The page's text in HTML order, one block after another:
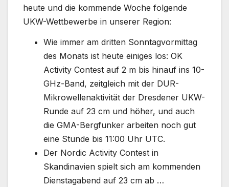
heute und die kommende Woche folgende
UKW-Wettbewerbe in unserer Region:
Wie immer am dritten Sonntagvormittag
des Monats ist heute einiges los: OK
Activity Contest auf 2 m bis hinauf ins 10-
GHz-Band, zeitgleich mit der DUR-
Mikrowellenaktivität der Dresdener UKW-
Runde auf 23 cm und höher, und auch
die GMA-Bergfunker arbeiten noch gut
eine Stunde bis 11:00 Uhr UTC.
Der Nordic Activity Contest in
Skandinavien spielt sich am kommenden
Dienstagabend auf 23 cm ab …